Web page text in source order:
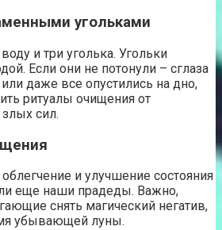
угольками
и три уголька. Угольки
Если они не потонули – сглаза
даже все опустились на дно,
ритуалы очищения от
сил.
и улучшение состояния
еще наши прадеды. Важно,
снять магический негатив,
убывающей луны.